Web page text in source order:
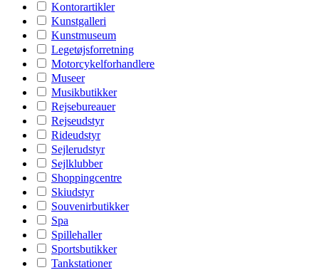
Kontorartikler
Kunstgalleri
Kunstmuseum
Legetøjsforretning
Motorcykelforhandlere
Museer
Musikbutikker
Rejsebureauer
Rejseudstyr
Rideudstyr
Sejlerudstyr
Sejlklubber
Shoppingcentre
Skiudstyr
Souvenirbutikker
Spa
Spillehaller
Sportsbutikker
Tankstationer